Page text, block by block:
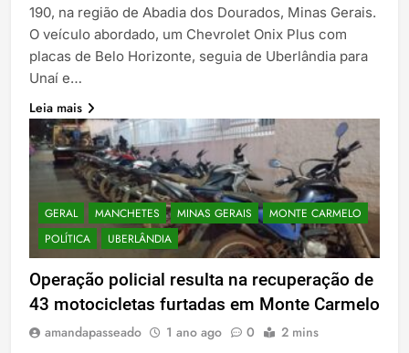
190, na região de Abadia dos Dourados, Minas Gerais.
O veículo abordado, um Chevrolet Onix Plus com
placas de Belo Horizonte, seguia de Uberlândia para
Unaí e…
Leia mais
GERAL MANCHETES MINAS GERAIS
MONTE CARMELO
POLÍTICA
UBERLÂNDIA
Operação policial resulta na recuperação de
43 motocicletas furtadas em Monte Carmelo
amandapasseado 1 ano ago 0 2 mins